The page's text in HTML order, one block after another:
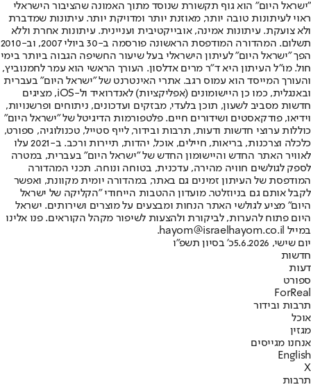
"ישראל היום" הוא גוף תקשורת שנוסד מתוך האמונה שהציבור הישראלי
ראוי לעיתונות טובה יותר, מאוזנת יותר ומדויקת יותר. עיתונות שמדברת
ולא צועקת. עיתונות אמינה, אובייקטיבית ועניינית. עיתונות אחרת וללא
תשלום. המהדורה המודפסת הראשונה פורסמה ב-30 ביולי 2007, וב-2010
הפך "ישראל היום" לעיתון הישראלי בעל שיעור החשיפה הגבוה ביותר בימי
חול. מו"ל העיתון היא ד"ר מרים אדלסון. העורך הראשי הוא עמר לחמנוביץ,
והעורך המייסד הוא עמוס רגב. אתרי האינטרנט של "ישראל היום" בעברית
ובאנגלית, כמו כן היישומונים (אפליקציות) לאנדרואיד ול-iOS, מציגים
חדשות מסביב לשעון, תוכן בלעדי, מבזקים ועדכונים, ניתוחים ופרשנויות,
וידיאו, פודקאסטים ושידורים חיים. פלטפורמות הדיגיטל של "ישראל היום"
כוללות ערוצי חדשות ודעות, תרבות ובידור, לייף סטייל, טכנולוגיה, ספורט,
כלכלה וצרכנות, בריאות, חיילים, אוכל, יהדות, תיירות ורכב. ב-2021 עלו
לאוויר האתר החדש והיישומון החדש של "ישראל היום" בעברית, במטרה
לספק לגולשים חוויה מהירה, עדכנית, בטוחה ונוחה. תכני המהדורה
המודפסת של העיתון זמינים גם באתר, במהדורה יומית מקוונת, ואפשר
לקבל אותם גם בניוזלטר. מועדון ההטבות הייחודי "הקליקה של ישראל
היום" מציע לגולשי האתר הנחות ומבצעים על מוצרים ושירותים. ישראל
היום פתוח להערות, לביקורת ולהצעות לשיפור מקהל הקוראים. פנו אלינו
במייל hayom@israelhayom.co.il.
יום שישי, 5.6.2026
כ' בסיון תשפ"ו
חדשות
דעות
ספורט
ForReal
תרבות ובידור
אוכל
מגזין
אנחנו מגייסים
English
X
תרבות